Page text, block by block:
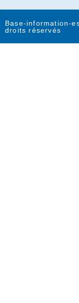
Base-information-
droits réservés